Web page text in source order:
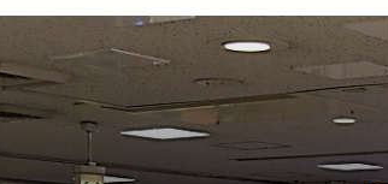
駅の情報・路線図 きっぷ・
特急電車・座席指定列車 時刻表
西武線沿線で暮らす
練馬
エリア
秩父
石神井
ジャン
より安全
トップメッセージ
経営理念